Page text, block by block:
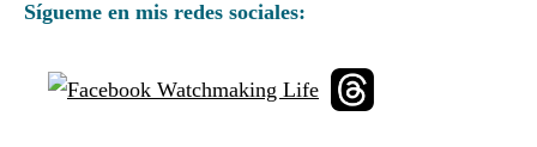
Sígueme en mis redes sociales: